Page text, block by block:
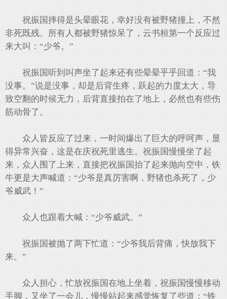
祝振国摔得是头晕眼花，幸好没有被野猪撞上，不然
非死既残。所有人都被野猪惊呆了，云书桓第一个反应过
来大叫：“少爷。”
祝振国听到叫声坐了起来还有些晕晕乎乎回道：“我
没事。”说是没事，却是后背生疼，跃起的力度太大，导
致空翻的时候无力，后背直接拍在了地上，必然也有些伤
筋动骨了。
众人皆反应了过来，一时间爆出了巨大的呼呵声，显
得异常兴奋，这是在庆祝死里逃生。祝振国慢慢坐了起
来，众人围了上来，直接把祝振国抬了起来抛向空中，铁
牛更是大声喊道：“少爷是真厉害啊，野猪也杀死了，少
爷威武！”
众人也跟着大喊：“少爷威武。”
祝振国被抛了两下忙道：“少爷我后背痛，快放我下
来。”
众人担心，忙放祝振国在地上坐着，祝振国慢慢移动
手脚，又坐了一会儿，慢慢站起来感觉恢复了些道：“铁